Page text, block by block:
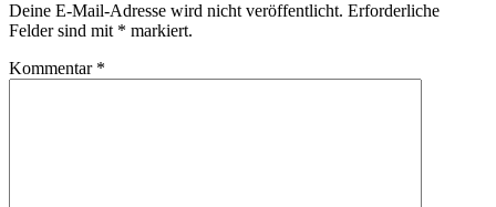
Deine E-Mail-Adresse wird nicht veröffentlicht. Erforderliche
Felder sind mit * markiert.
Kommentar *